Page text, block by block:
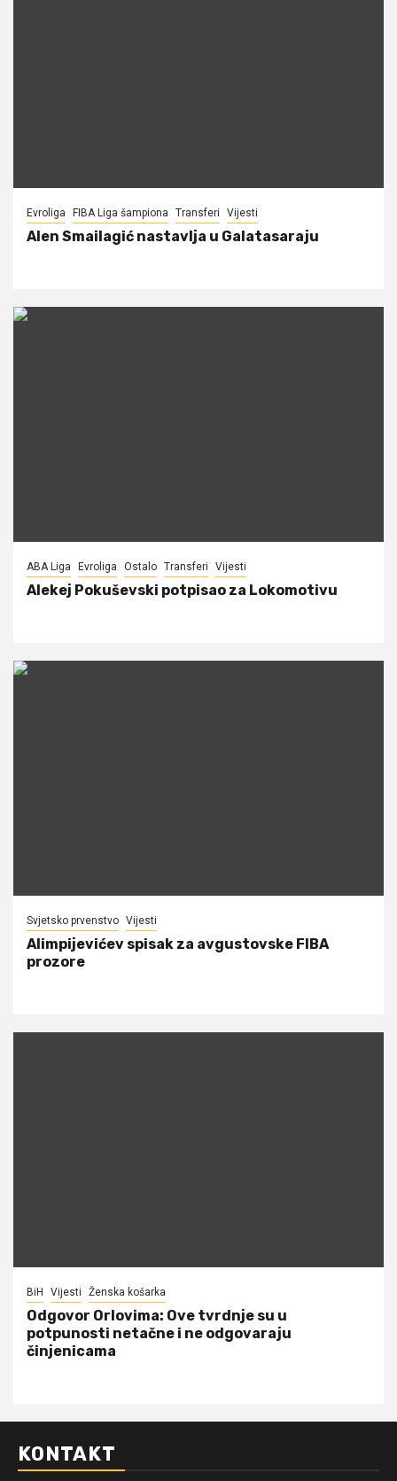
Evroliga FIBA Liga šampiona Transferi Vijesti
Alen Smailagić nastavlja u Galatasaraju
ABA Liga Evroliga Ostalo Transferi Vijesti
Alekej Pokuševski potpisao za Lokomotivu
Svjetsko prvenstvo Vijesti
Alimpijevićev spisak za avgustovske FIBA
prozore
BiH Vijesti Ženska košarka
Odgovor Orlovima: ​Ove tvrdnje su u
potpunosti netačne i ne odgovaraju
činjenicama
KONTAKT